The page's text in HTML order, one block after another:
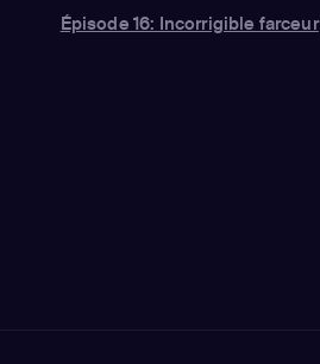
Épisode 16: Incorrigible farceur